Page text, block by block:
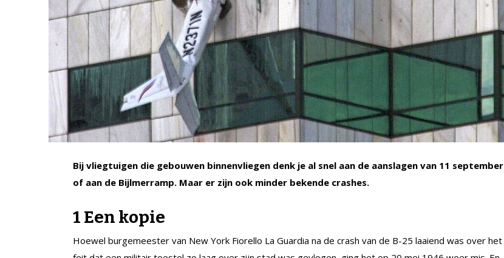
Bij vliegtuigen die gebouwen binnenvliegen denk je al snel aan de aanslagen van 11 september
of aan de Bijlmerramp. Maar er zijn ook minder bekende crashes.
1 Een kopie
Hoewel burgemeester van New York Fiorello La Guardia na de crash van de B-25 laaiend was over het